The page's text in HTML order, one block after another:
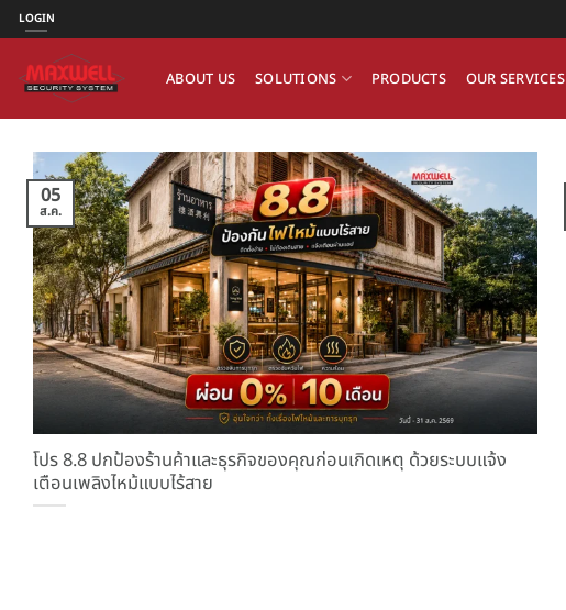
ข้าม
ไป
เนื้อหา
LOGIN
ABOUT US SOLUTIONS PRODUCTS OUR SERVICES
โปร 8.8 ปกป้องร้านค้าและธุรกิจของคุณก่อนเกิดเหตุ ด้วยระบบแจ้ง
เตือนเพลิงไหม้แบบไร้สาย
05
ส.ค.